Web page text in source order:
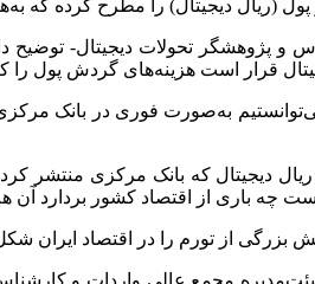
پول (ریال دیجیتال) را مطرح کرده
و پژوهشگر تحولات دیجیتال-
قرار است هزینه‌های گردش پول را
به‌صورت فوری در بانک مرکزی
دیجیتال که بانک مرکزی منتشر
چه باری از اقتصاد کشور بردارد
از تورم را در اقتصاد ایران